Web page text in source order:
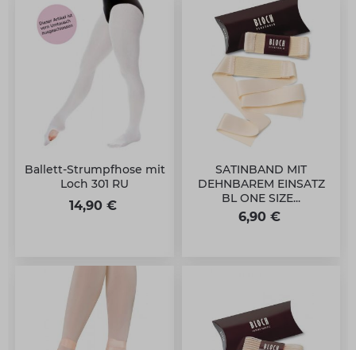
Ballett-Strumpfhose mit
Loch 301 RU
14,90 €
SATINBAND MIT
DEHNBAREM EINSATZ
BL ONE SIZE...
6,90 €